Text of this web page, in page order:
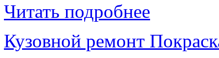
Читать подробнее
Кузовной ремонт